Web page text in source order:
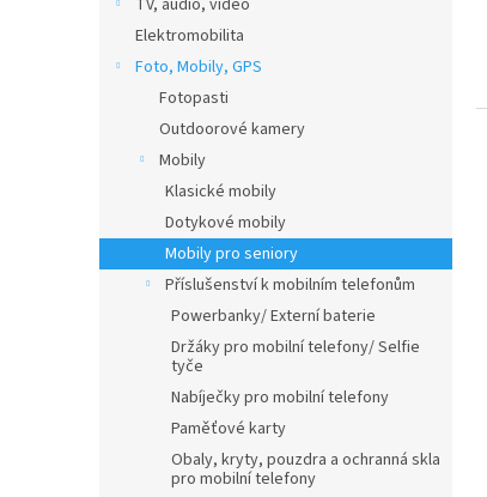
TV, audio, video
Elektromobilita
Foto, Mobily, GPS
Fotopasti
Outdoorové kamery
Mobily
Klasické mobily
Dotykové mobily
Mobily pro seniory
Příslušenství k mobilním telefonům
Powerbanky/ Externí baterie
Držáky pro mobilní telefony/ Selfie
tyče
Nabíječky pro mobilní telefony
Paměťové karty
Obaly, kryty, pouzdra a ochranná skla
pro mobilní telefony